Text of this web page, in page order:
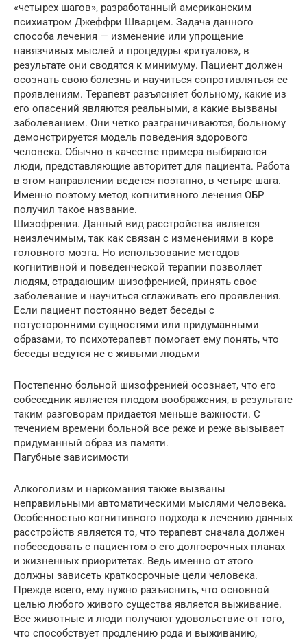
«четырех шагов», разработанный американским
психиатром Джеффри Шварцем. Задача данного
способа лечения — изменение или упрощение
навязчивых мыслей и процедуры «ритуалов», в
результате они сводятся к минимуму. Пациент должен
осознать свою болезнь и научиться сопротивляться ее
проявлениям. Терапевт разъясняет больному, какие из
его опасений являются реальными, а какие вызваны
заболеванием. Они четко разграничиваются, больному
демонстрируется модель поведения здорового
человека. Обычно в качестве примера выбираются
люди, представляющие авторитет для пациента. Работа
в этом направлении ведется поэтапно, в четыре шага.
Именно поэтому метод когнитивного лечения ОБР
получил такое название.
Шизофрения. Данный вид расстройства является
неизлечимым, так как связан с изменениями в коре
головного мозга. Но использование методов
когнитивной и поведенческой терапии позволяет
людям, страдающим шизофренией, принять свое
заболевание и научиться сглаживать его проявления.
Если пациент постоянно ведет беседы с
потусторонними сущностями или придуманными
образами, то психотерапевт помогает ему понять, что
беседы ведутся не с живыми людьми
Постепенно больной шизофренией осознает, что его
собеседник является плодом воображения, в результате
таким разговорам придается меньше важности. С
течением времени больной все реже и реже вызывает
придуманный образ из памяти.
Пагубные зависимости
Алкоголизм и наркомания также вызваны
неправильными автоматическими мыслями человека.
Особенностью когнитивного подхода к лечению данных
расстройств является то, что терапевт сначала должен
побеседовать с пациентом о его долгосрочных планах
и жизненных приоритетах. Ведь именно от этого
должны зависеть краткосрочные цели человека.
Прежде всего, ему нужно разъяснить, что основной
целью любого живого существа является выживание.
Все животные и люди получают удовольствие от того,
что способствует продлению рода и выживанию,